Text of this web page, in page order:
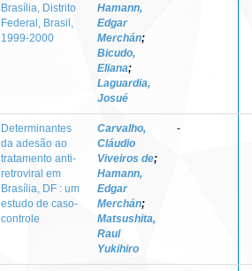
Brasília, Distrito
Federal, Brasil,
1999-2000
Hamann,
Edgar
Merchán;
Bicudo,
Eliana;
Laguardia,
Josué
Determinantes
da adesão ao
tratamento anti-
retroviral em
Brasília, DF : um
estudo de caso-
controle
Carvalho,
Cláudio
Viveiros de;
Hamann,
Edgar
Merchán;
Matsushita,
Raul
Yukihiro
-